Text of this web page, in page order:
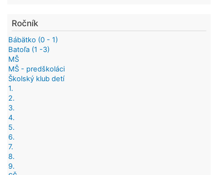
Ročník
Bábätko (0 - 1)
Batoľa (1 -3)
MŠ
MŠ - predškoláci
Školský klub detí
1.
2.
3.
4.
5.
6.
7.
8.
9.